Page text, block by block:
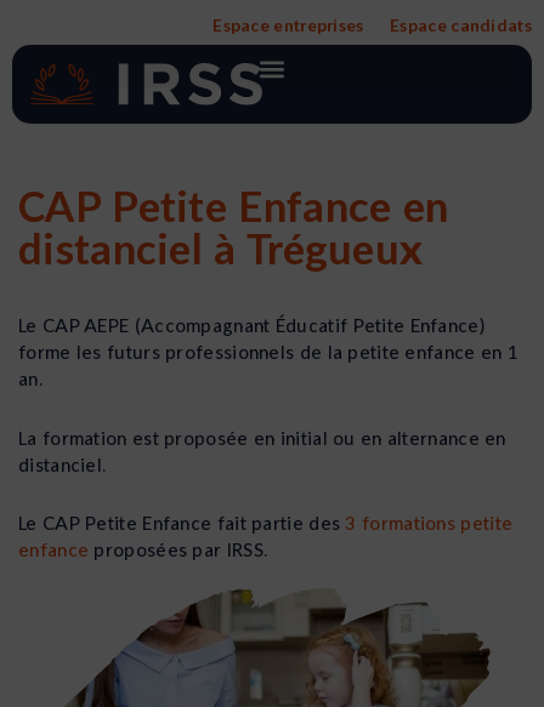
contenu
Espace entreprises Espace candidats
CAP Petite Enfance en
distanciel à Trégueux
Le CAP AEPE (Accompagnant Éducatif Petite Enfance)
forme les futurs professionnels de la petite enfance en 1
an.
La formation est proposée en initial ou en alternance en
distanciel.
Le CAP Petite Enfance fait partie des3 formations petite
enfance proposées par IRSS.